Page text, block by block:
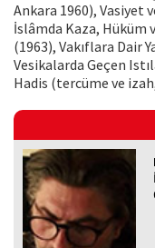
Ankara 1960), Vasiyet
İslâmda Kaza, Hüküm
(1963), Vakıflara Dair
Vesikalarda Geçen
Hadis (tercüme ve